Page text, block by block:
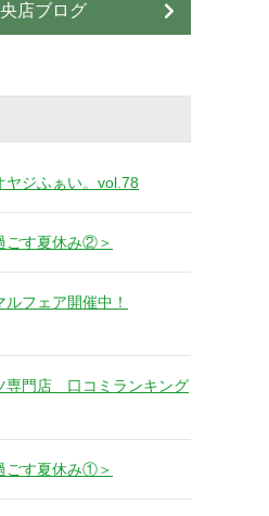
店ブログ
ジふぁい。vol.78
ごす夏休み②＞
ルフェア開催中！
専門店 口コミランキング
ごす夏休み①＞